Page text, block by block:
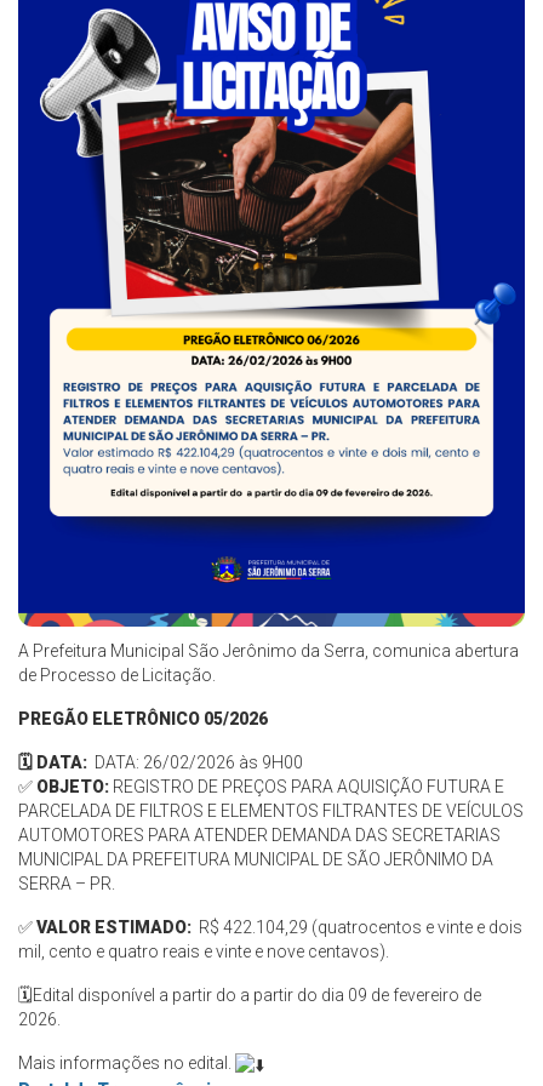
A Prefeitura Municipal São Jerônimo da Serra, comunica abertura
de Processo de Licitação.
PREGÃO ELETRÔNICO 05/2026
🗓️ DATA: DATA: 26/02/2026 às 9H00
✅ OBJETO: REGISTRO DE PREÇOS PARA AQUISIÇÃO FUTURA E
PARCELADA DE FILTROS E ELEMENTOS FILTRANTES DE VEÍCULOS
AUTOMOTORES PARA ATENDER DEMANDA DAS SECRETARIAS
MUNICIPAL DA PREFEITURA MUNICIPAL DE SÃO JERÔNIMO DA
SERRA – PR.
✅VALOR ESTIMADO: R$ 422.104,29 (quatrocentos e vinte e dois
mil, cento e quatro reais e vinte e nove centavos).
🗓️Edital disponível a partir do a partir do dia 09 de fevereiro de
2026.
Mais informações no edital.